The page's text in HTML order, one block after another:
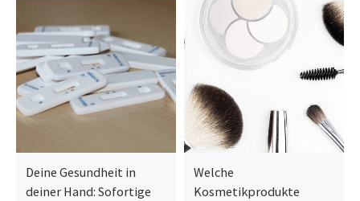
Deine Gesundheit in
deiner Hand: Sofortige
Welche
Kosmetikprodukte